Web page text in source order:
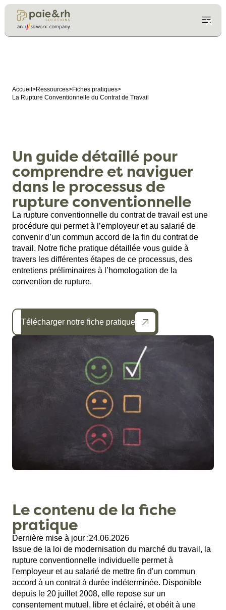
Accueil >Ressources>Fiches pratiques>
La Rupture Conventionnelle du Contrat de Travail
Un guide détaillé pour
comprendre et naviguer
dans le processus de
rupture conventionnelle
La rupture conventionnelle du contrat de travail est une
procédure qui permet à l’employeur et au salarié de
convenir d’un commun accord de la fin du contrat de
travail. Notre fiche pratique détaillée vous guide à
travers les différentes étapes de ce processus, des
entretiens préliminaires à l’homologation de la
convention de rupture.
Télécharger notre fiche pratique
Le contenu de la fiche
pratique
Dernière mise à jour :24.06.2026
Issue de la loi de modernisation du marché du travail, la
rupture conventionnelle individuelle permet à
l'employeur et au salarié de mettre fin d'un commun
accord à un contrat à durée indéterminée. Disponible
depuis le 20 juillet 2008, elle repose sur un
consentement mutuel, libre et éclairé, et obéit à une